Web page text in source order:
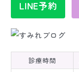
LINE予約
診療時間